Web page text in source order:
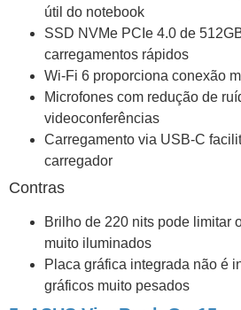
útil do notebook
SSD NVMe PCIe 4.0 de
carregamentos rápidos
Wi-Fi 6 proporciona conexão
Microfones com redução de
videoconferências
Carregamento via USB-C
carregador
Contras
Brilho de 220 nits pode limitar
muito iluminados
Placa gráfica integrada não é
gráficos muito pesados